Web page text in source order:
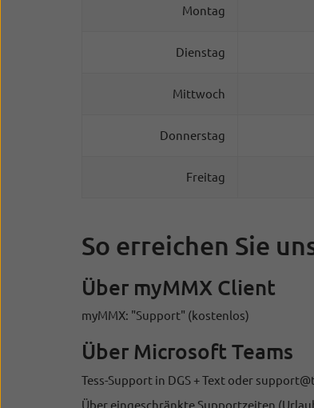
Montag
Dienstag
Mittwoch
Donnerstag
Freitag
So erreichen Sie
Über myMMX Client
myMMX: "Support" (kostenlos)
Über Microsoft Teams
Tess-Support in DGS + Text oder
Über eingeschränkte Supportzeiten